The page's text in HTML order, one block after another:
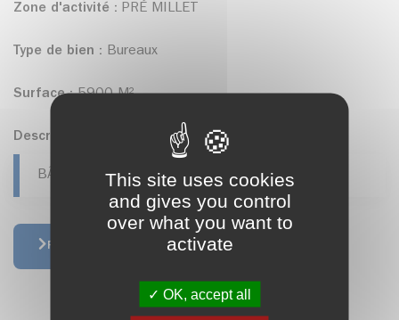
This site uses cookies
and gives you control
over what you want to
activate
OK, accept all
Zone d'activité : PRÉ MILLET
Type de bien : Bureaux
Surface :5900 M²
Descriptif :
BÂTIMENT DE BUREAUX
Retour à la liste